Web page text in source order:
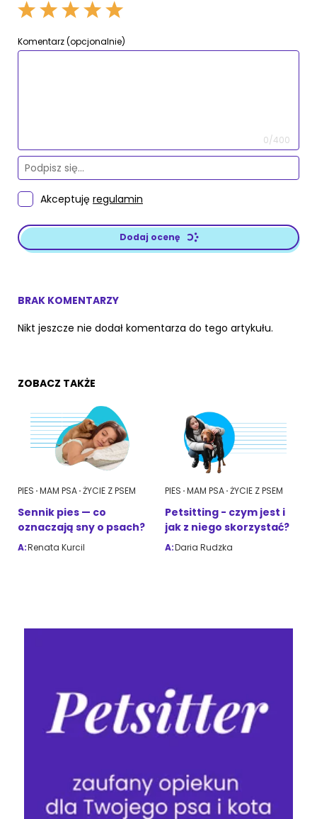
Komentarz (opcjonalnie)
0/400
Akceptuję regulamin
Dodaj ocenę
BRAK KOMENTARZY
Nikt jeszcze nie dodał komentarza do tego artykułu.
ZOBACZ TAKŻE
PIES MAM PSA ŻYCIE Z PSEM
Sennik pies — co
oznaczają sny o psach?
A:Renata Kurcil
PIES MAM PSA ŻYCIE Z PSEM
Petsitting - czym jest i
jak z niego skorzystać?
A:Daria Rudzka